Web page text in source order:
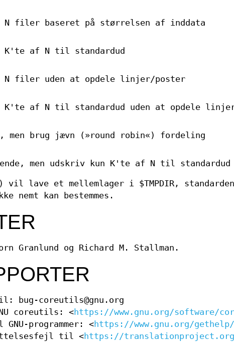
N filer baseret på størrelsen af inddata
K'te af N til standardud
N filer uden at opdele linjer/poster
K'te af N til standardud uden at opdele
men brug jævn (»round robin«) fordeling
men udskriv kun K'te af N til standardud
) vil lave et mellemlager i $TMPDIR,
nemt kan bestemmes.
Granlund og Richard M. Stallman.
bug-coreutils@gnu.org
coreutils: <https://www.gnu.org/software/
programmer: <https://www.gnu.org/gethelp/
til <https://